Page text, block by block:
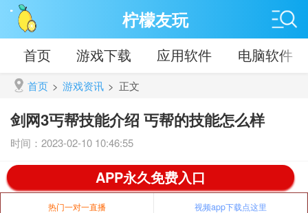
柠檬友玩
首页 游戏下载 应用软件 电脑软件
首页 > 游戏资讯 > 正文
剑网3丐帮技能介绍 丐帮的技能怎么样
时间：2023-02-10 10:46:55
APP永久免费入口
热门一对一直播 视频app下载点这里